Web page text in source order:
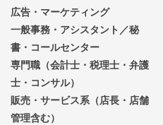
広告・マーケティング
一般事務・アシスタント／秘
書・コールセンター
専門職（会計士・税理士・弁護
士・コンサル）
販売・サービス系（店長・店舗
管理含む）